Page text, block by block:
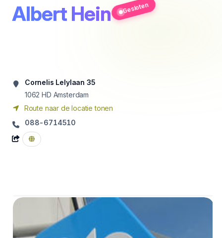
Albert Hein Gesloten
Cornelis Lelylaan 35
1062 HD Amsterdam
Route naar de locatie tonen
088-6714510